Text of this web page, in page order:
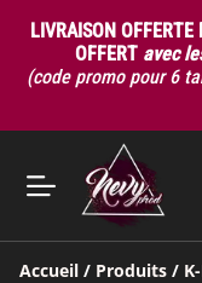
LIVRAISON
OFFERT avec
(code promo pour 6
Accueil / Produits /